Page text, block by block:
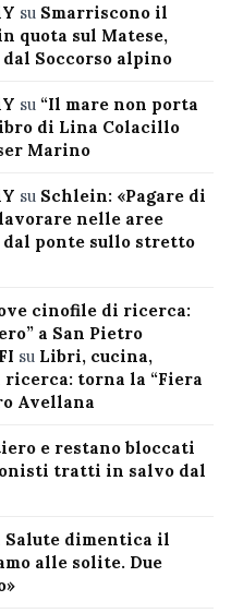
su Smarriscono il
quota sul Matese,
Soccorso alpino
su “Il mare non porta
di Lina Colacillo
Marino
su Schlein: «Pagare di
nelle aree
ponte sullo stretto
cinofile di ricerca:
a San Pietro
su Libri, cucina,
torna la “Fiera
Avellana
e restano bloccati
tratti in salvo dal
dimentica il
alle solite. Due